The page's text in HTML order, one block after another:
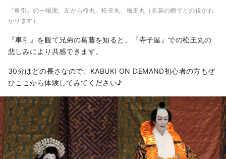
『車引』の一場面。左から桜丸、松王丸、梅王丸（衣裳の柄でどの役かわ
かります）
『車引』を観て兄弟の葛藤を知ると、『寺子屋』での松王丸の
悲しみにより共感できます。
30分ほどの長さなので、KABUKI ON DEMAND初心者の方もぜ
ひここから体験してみてください♪